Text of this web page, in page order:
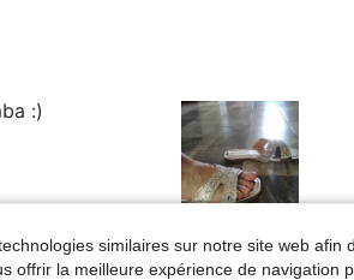
:)
Utile (0)
similaires sur notre site web afin
offrir la meilleure expérience de navigation